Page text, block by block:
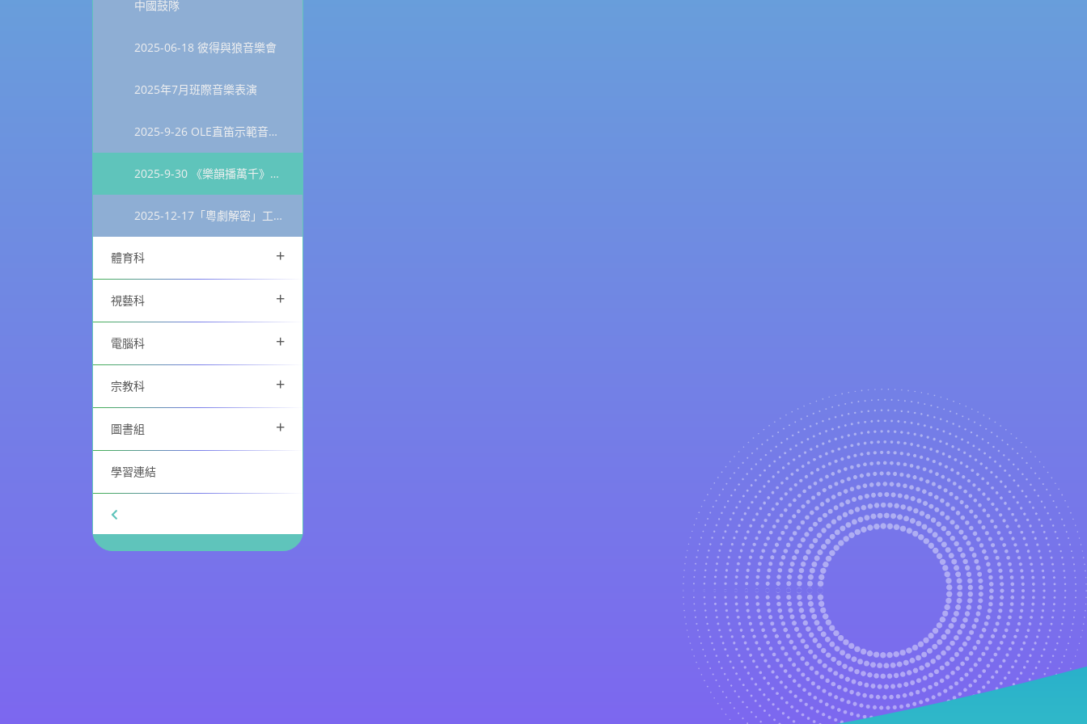
中國鼓隊
2025-06-18 彼得與狼音樂會
2025年7月班際音樂表演
2025-9-26 OLE直笛示範音樂會
2025-9-30 《樂韻播萬千》弦樂音樂會
2025-12-17「粵劇解密」工作坊
體育科 +
視藝科 +
電腦科 +
宗教科 +
圖書組 +
學習連結